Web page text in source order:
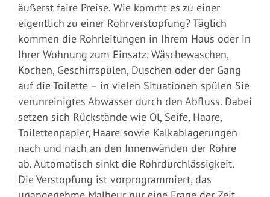
äußerst faire Preise. Wie kommt es zu einer
eigentlich zu einer Rohrverstopfung? Täglich
kommen die Rohrleitungen in Ihrem Haus oder in
Ihrer Wohnung zum Einsatz. Wäschewaschen,
Kochen, Geschirrspülen, Duschen oder der Gang
auf die Toilette – in vielen Situationen spülen Sie
verunreinigtes Abwasser durch den Abfluss. Dabei
setzen sich Rückstände wie Öl, Seife, Haare,
Toilettenpapier, Haare sowie Kalkablagerungen
nach und nach an den Innenwänden der Rohre
ab. Automatisch sinkt die Rohrdurchlässigkeit.
Die Verstopfung ist vorprogrammiert, das